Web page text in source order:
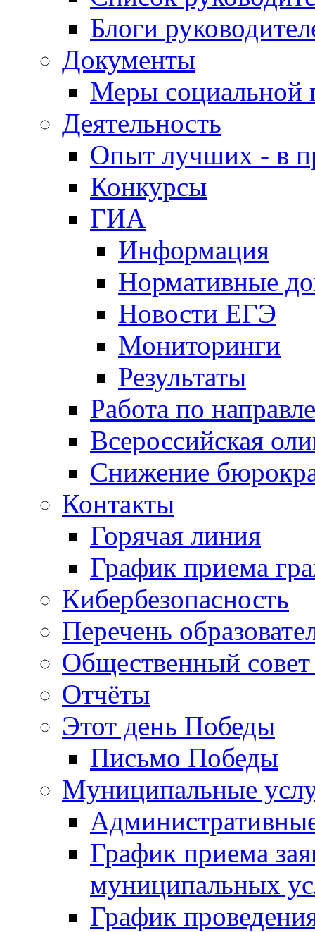
Блоги
Документы
Меры социальной
Деятельность
Опыт лучших - в
Конкурсы
ГИА
Информация
Нормативные
Новости ЕГЭ
Мониторинги
Результаты
Работа по
Всероссийская
Снижение
Контакты
Горячая линия
График приема
Кибербезопасность
Перечень
Общественный
Отчёты
Этот день Победы
Письмо Победы
Mуниципальные
График приема
муниципальных
График